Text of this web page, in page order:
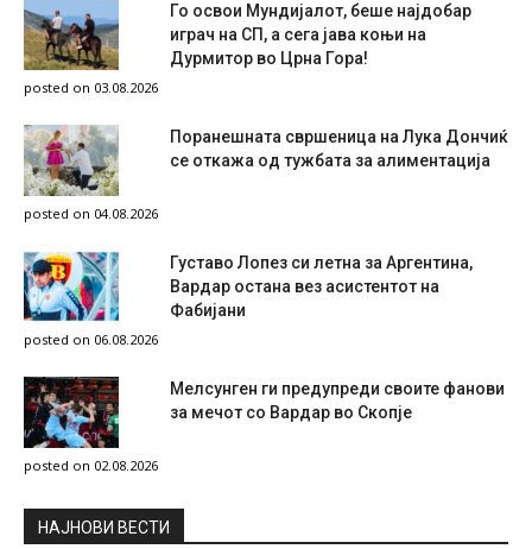
Го освои Мундијалот, беше најдобар
играч на СП, а сега јава коњи на
Дурмитор во Црна Гора!
posted on 03.08.2026
Поранешната свршеница на Лука Дончиќ
се откажа од тужбата за алиментација
posted on 04.08.2026
Густаво Лопез си летна за Аргентина,
Вардар остана вез асистентот на
Фабијани
posted on 06.08.2026
Мелсунген ги предупреди своите фанови
за мечот со Вардар во Скопје
posted on 02.08.2026
НAЈНОВИ ВЕСТИ